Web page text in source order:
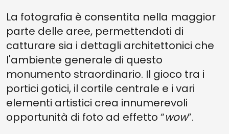
La fotografia è consentita nella maggior
parte delle aree, permettendoti di
catturare sia i dettagli architettonici che
l'ambiente generale di questo
monumento straordinario. Il gioco tra i
portici gotici, il cortile centrale e i vari
elementi artistici crea innumerevoli
opportunità di foto ad effetto “wow”.